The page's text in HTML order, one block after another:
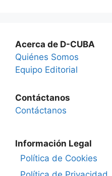
Acerca de D-CUBA
Quiénes Somos
Equipo Editorial
Contáctanos
Contáctanos
Información Legal
Política de Cookies